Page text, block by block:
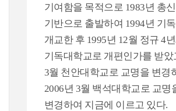
기여함을 목적으로 1983년 총
기반으로 출발하여 1994년 기
개교한 후 1995년 12월 정규 4
기독대학교로 개편인가를 받았
3월 천안대학교로 교명을 변경
2006년 3월 백석대학교로 교명
변경하여 지금에 이르고 있다.